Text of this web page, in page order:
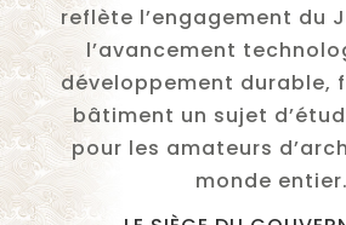
reflète l’engagement du
l’avancement
développement durable,
bâtiment un sujet
pour les amateurs
monde entier.